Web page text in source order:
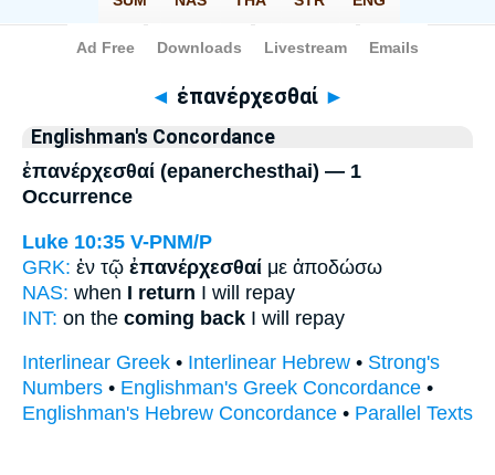
Bible>Strong's > Greek
◄ ἐπανέρχεσθαί ►
Englishman's Concordance
ἐπανέρχεσθαί (epanerchesthai) — 1
Occurrence
Luke 10:35 V-PNM/P
GRK: ἐν τῷ ἐπανέρχεσθαί με ἀποδώσω
NAS: when I return I will repay
INT: on the coming back I will repay
Interlinear Greek • Interlinear Hebrew • Strong's
Numbers • Englishman's Greek Concordance •
Englishman's Hebrew Concordance • Parallel Texts